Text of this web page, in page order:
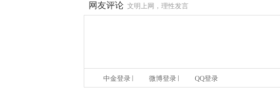
网友评论 文明上网，理性发言
中金登录 微博登录 QQ登录